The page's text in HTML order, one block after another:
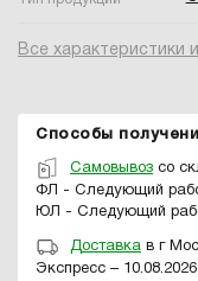
Все характеристики
Способы
Самовывоз со
ФЛ - Следующий
ЮЛ - Следующий
Доставка в г
Экспресс – 10.08.2026